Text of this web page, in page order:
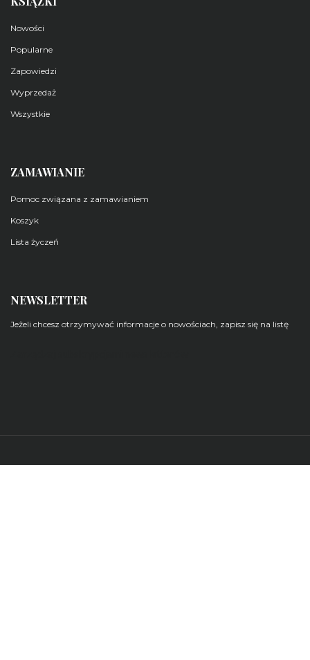
Nowości
Popularne
Zapowiedzi
Wyprzedaż
Wszystkie
ZAMAWIANIE
Pomoc związana z zamawianiem
Koszyk
Lista życzeń
NEWSLETTER
Jeżeli chcesz otrzymywać informacje o nowościach, zapisz się na listę